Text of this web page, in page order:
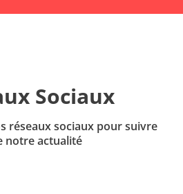
Sociaux
réseaux sociaux pour suivre
notre actualité